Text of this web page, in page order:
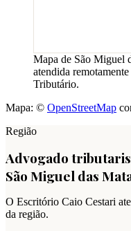
Mapa de São Miguel
atendida
Tributário.
Mapa: © OpenStreetMap
Região
Advogado
São Miguel das
O Escritório Caio Cestari
da região.